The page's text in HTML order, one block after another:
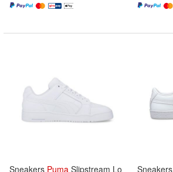
Sneakers Puma Slipstream Lo Sneakers